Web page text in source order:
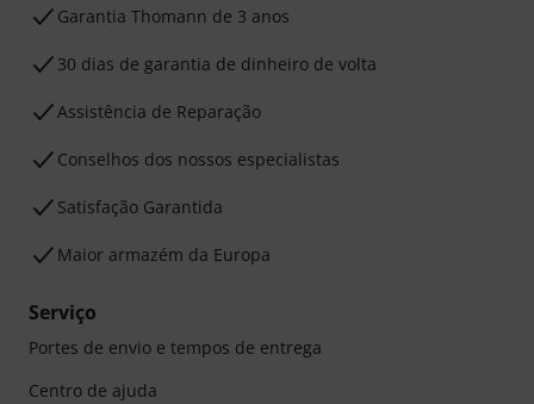
Garantia Thomann de 3 anos
30 dias de garantia de dinheiro de volta
Assistência de Reparação
Conselhos dos nossos especialistas
Satisfação Garantida
Maior armazém da Europa
Serviço
Portes de envio e tempos de entrega
Centro de ajuda